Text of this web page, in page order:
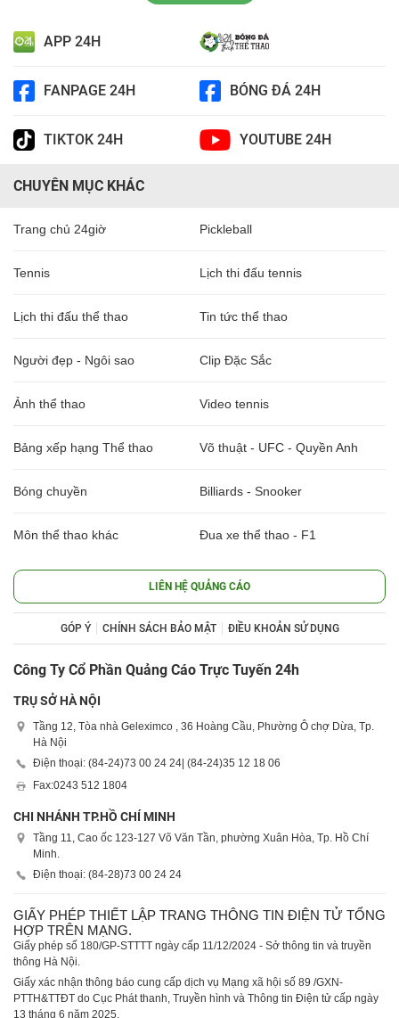
APP 24H
FANPAGE 24H BÓNG ĐÁ 24H
TIKTOK 24H YOUTUBE 24H
CHUYÊN MỤC KHÁC
Trang chủ 24giờ Pickleball
Tennis Lịch thi đấu tennis
Lịch thi đấu thể thao Tin tức thể thao
Người đẹp - Ngôi sao Clip Đặc Sắc
Ảnh thể thao Video tennis
Bảng xếp hạng Thể thao Võ thuật - UFC - Quyền Anh
Bóng chuyền Billiards - Snooker
Môn thể thao khác Đua xe thể thao - F1
LIÊN HỆ QUẢNG CÁO
GÓP Ý CHÍNH SÁCH BẢO MẬT ĐIỀU KHOẢN SỬ DỤNG
Công Ty Cổ Phần Quảng Cáo Trực Tuyến 24h
TRỤ SỞ HÀ NỘI
Tầng 12, Tòa nhà Geleximco , 36 Hoàng Cầu, Phường Ô chợ Dừa, Tp.
Hà Nội
Điện thoại: (84-24)73 00 24 24 | (84-24)35 12 18 06
Fax:0243 512 1804
CHI NHÁNH TP.HỒ CHÍ MINH
Tầng 11, Cao ốc 123-127 Võ Văn Tần, phường Xuân Hòa, Tp. Hồ Chí
Minh.
Điện thoại: (84-28)73 00 24 24
GIẤY PHÉP THIẾT LẬP TRANG THÔNG TIN ĐIỆN TỬ TỔNG
HỢP TRÊN MẠNG.
Giấy phép số 180/GP-STTTT ngày cấp 11/12/2024 - Sở thông tin và truyền
thông Hà Nội.
Giấy xác nhận thông báo cung cấp dịch vụ Mạng xã hội số 89 /GXN-
PTTH&TTĐT do Cục Phát thanh, Truyền hình và Thông tin Điện tử cấp ngày
13 tháng 6 năm 2025.